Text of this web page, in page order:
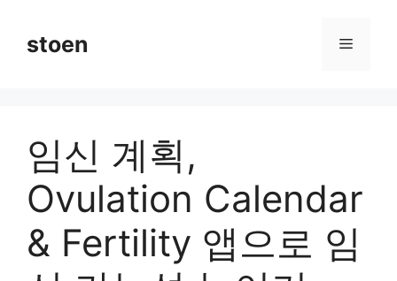
stoen 메
임신 계획,
Ovulation Calendar
& Fertility 앱으로 임